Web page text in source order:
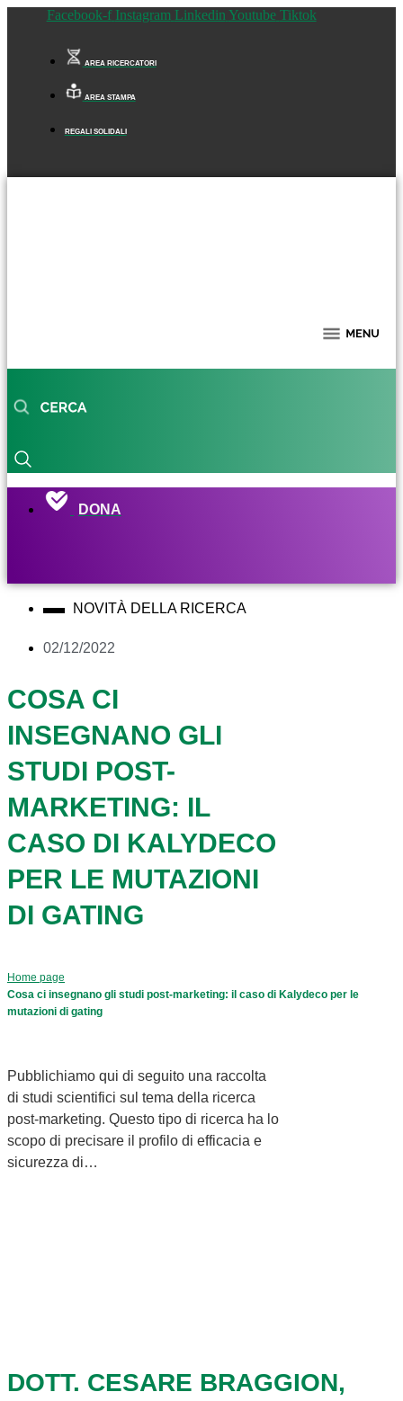
Facebook-f Instagram Linkedin Youtube Tiktok
AREA RICERCATORI
AREA STAMPA
REGALI SOLIDALI
DONA
NOVITÀ DELLA RICERCA
02/12/2022
COSA CI
INSEGNANO GLI
STUDI POST-
MARKETING: IL
CASO DI KALYDECO
PER LE MUTAZIONI
DI GATING
Home page
Cosa ci insegnano gli studi post-marketing: il caso di Kalydeco per le
mutazioni di gating
Pubblichiamo qui di seguito una raccolta
di studi scientifici sul tema della ricerca
post-marketing. Questo tipo di ricerca ha lo
scopo di precisare il profilo di efficacia e
sicurezza di…
DOTT. CESARE BRAGGION,